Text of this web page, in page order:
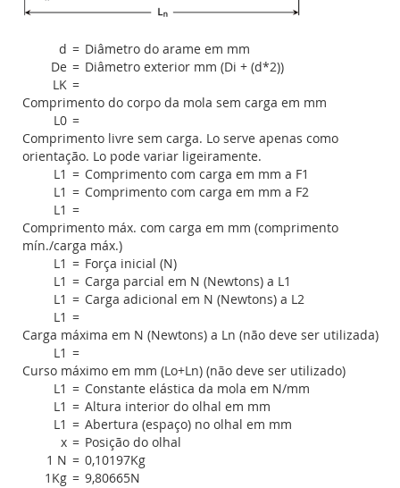
d = Diâmetro do arame em mm
De = Diâmetro exterior mm (Di + (d*2))
LK =
Comprimento do corpo da mola sem carga em mm
L0 =
Comprimento livre sem carga. Lo serve apenas como
orientação. Lo pode variar ligeiramente.
L1 = Comprimento com carga em mm a F1
L1 = Comprimento com carga em mm a F2
L1 =
Comprimento máx. com carga em mm (comprimento
mín./carga máx.)
L1 = Força inicial (N)
L1 = Carga parcial em N (Newtons) a L1
L1 = Carga adicional em N (Newtons) a L2
L1 =
Carga máxima em N (Newtons) a Ln (não deve ser utilizada)
L1 =
Curso máximo em mm (Lo+Ln) (não deve ser utilizado)
L1 = Constante elástica da mola em N/mm
L1 = Altura interior do olhal em mm
L1 = Abertura (espaço) no olhal em mm
x = Posição do olhal
1 N = 0,10197Kg
1Kg = 9,80665N